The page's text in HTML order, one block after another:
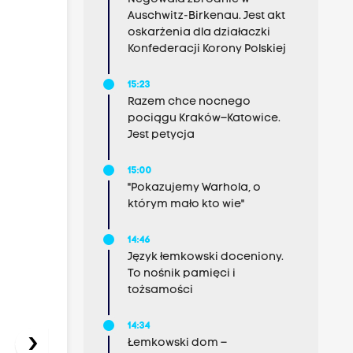
›
Auschwitz-Birkenau. Jest akt
oskarżenia dla działaczki
Konfederacji Korony Polskiej
15:23
Razem chce nocnego
pociągu Kraków–Katowice.
Jest petycja
15:00
"Pokazujemy Warhola, o
którym mało kto wie"
14:46
Język łemkowski doceniony.
To nośnik pamięci i
tożsamości
14:34
Łemkowski dom –